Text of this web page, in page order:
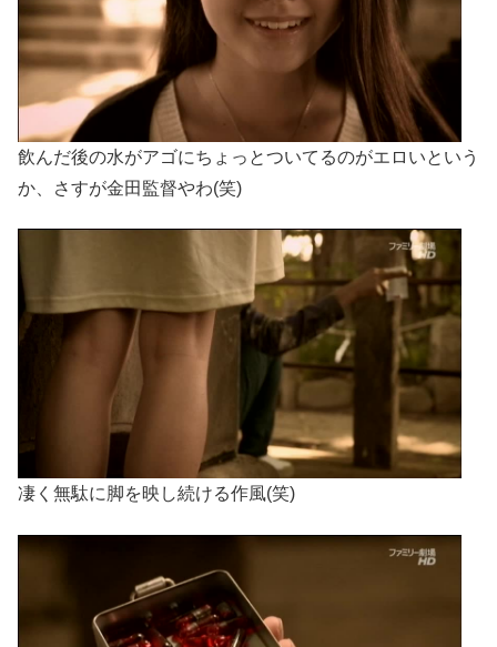
飲んだ後の水がアゴにちょっとついてるのがエロいという
か、さすが金田監督やわ(笑)
凄く無駄に脚を映し続ける作風(笑)